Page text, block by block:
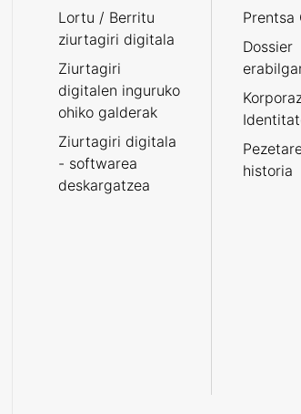
Lortu / Berritu
ziurtagiri digitala
Ziurtagiri
digitalen inguruko
ohiko galderak
Ziurtagiri digitala
- softwarea
deskargatzea
Prentsa
Dossier
historia